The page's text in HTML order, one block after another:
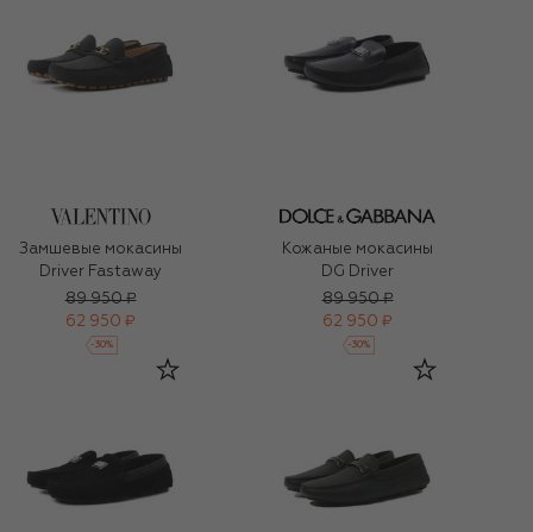
Замшевые мокасины
Driver Fastaway
89 950 ₽
62 950 ₽
-30%
Кожаные мокасины
DG Driver
89 950 ₽
62 950 ₽
-30%